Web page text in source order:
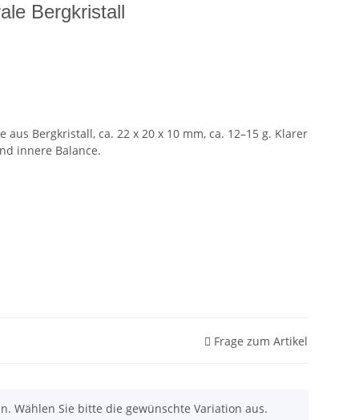
Bergkristall
aus Bergkristall, ca. 22 x 20 x 10 mm, ca. 12–15 g. Klarer
innere Balance.
Frage zum Artikel
Wählen Sie bitte die gewünschte Variation aus.